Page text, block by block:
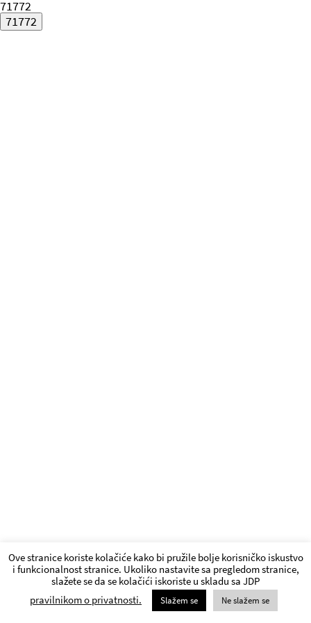
71772
Ove stranice koriste kolačiće kako bi pružile bolje korisničko iskustvo
i funkcionalnost stranice. Ukoliko nastavite sa pregledom stranice,
slažete se da se kolačići iskoriste u skladu sa JDP
pravilnikom o privatnosti.
Slažem se Ne slažem se